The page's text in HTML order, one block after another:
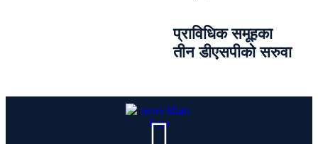
प्राविधिक समूहका
तीन डीएसपीको सरुवा